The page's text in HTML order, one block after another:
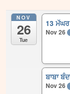
NOV
26
Tue
13 ਮੱਘਰ
Nov 26
ਬਾਬਾ
Nov 26